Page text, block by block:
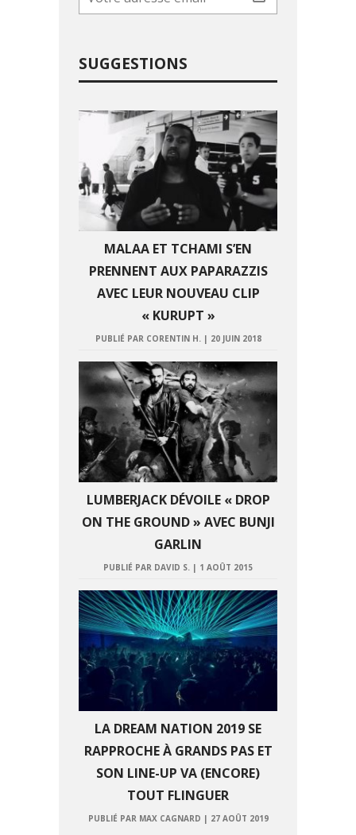
SUGGESTIONS
MALAA ET TCHAMI S’EN
PRENNENT AUX PAPARAZZIS
AVEC LEUR NOUVEAU CLIP
« KURUPT »
PUBLIÉ PAR CORENTIN H.| 20 JUIN 2018
LUMBERJACK DÉVOILE « DROP
ON THE GROUND » AVEC BUNJI
GARLIN
PUBLIÉ PAR DAVID S. | 1 AOÛT 2015
LA DREAM NATION 2019 SE
RAPPROCHE À GRANDS PAS ET
SON LINE-UP VA (ENCORE)
TOUT FLINGUER
PUBLIÉ PAR MAX CAGNARD | 27 AOÛT 2019